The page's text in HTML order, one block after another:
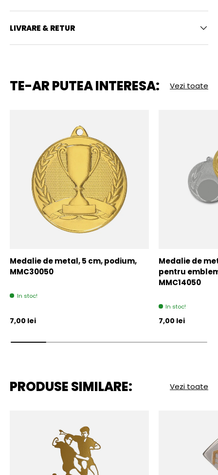
LIVRARE & RETUR
TE-AR PUTEA INTERESA: Vezi toate
Medalie de metal, 5 cm, podium,
MMC30050
In stoc!
Pret initial
7,00 lei
Medalie de
pentru
MMC14050
In stoc!
Pret initial
7,00 lei
PRODUSE SIMILARE: Vezi toate